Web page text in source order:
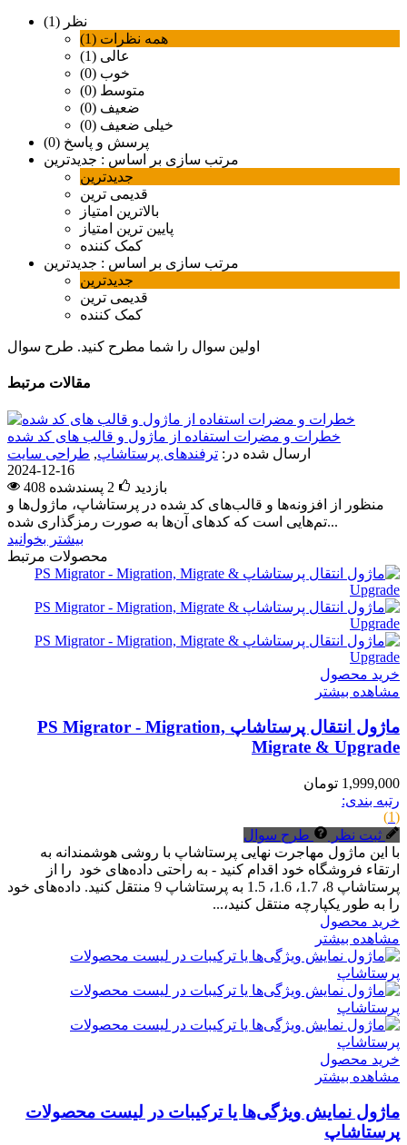
نظر (1)
همه نظرات (1)
عالی (1)
خوب (0)
متوسط (0)
ضعیف (0)
خیلی ضعیف (0)
پرسش و پاسخ (0)
مرتب سازی بر اساس : جدیدترین
جدیدترین
قدیمی ترین
بالاترین امتیاز
پایین ترین امتیاز
کمک کننده
مرتب سازی بر اساس : جدیدترین
جدیدترین
قدیمی ترین
کمک کننده
اولین سوال را شما مطرح کنید. طرح سوال
مقالات مرتبط
خطرات و مضرات استفاده از ماژول و قالب های کد شده
ارسال شده در: ترفندهای پرستاشاپ, طراحی سایت
2024-12-16
408 بازدید
2 پسندشده
منظور از افزونه‌ها و قالب‌های کد شده در پرستاشاپ، ماژول‌ها و
تم‌هایی است که کدهای آن‌ها به صورت رمزگذاری شده...
بیشتر بخوانید
محصولات مرتبط
خرید محصول
مشاهده بیشتر
ماژول انتقال پرستاشاپ PS Migrator - Migration,
Migrate & Upgrade
1,999,000 تومان
رتبه بندی:
(1)
ثبت نظر
طرح سوال
با این ماژول مهاجرت نهایی پرستاشاپ با روشی هوشمندانه به
ارتقاء فروشگاه خود اقدام کنید - به راحتی داده‌های خود را از
پرستاشاپ 8، 1.7، 1.6، 1.5 به پرستاشاپ 9 منتقل کنید. داده‌های خود
را به طور یکپارچه منتقل کنید،...
خرید محصول
مشاهده بیشتر
خرید محصول
مشاهده بیشتر
ماژول نمایش ویژگی‌ها یا ترکیبات در لیست محصولات
پرستاشاپ